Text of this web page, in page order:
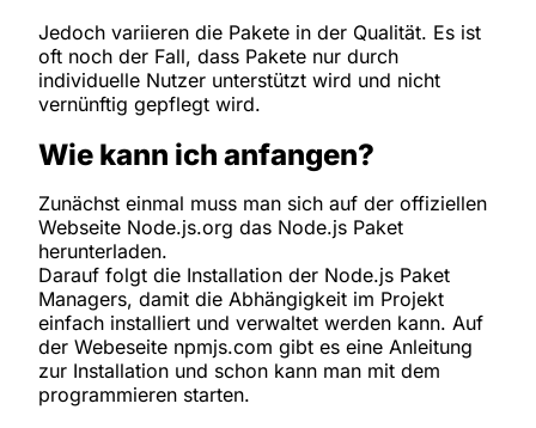
Jedoch variieren die Pakete in der Qualität. Es ist
oft noch der Fall, dass Pakete nur durch
individuelle Nutzer unterstützt wird und nicht
vernünftig gepflegt wird.
Wie kann ich anfangen?
Zunächst einmal muss man sich auf der offiziellen
Webseite Node.js.org das Node.js Paket
herunterladen.
Darauf folgt die Installation der Node.js Paket
Managers, damit die Abhängigkeit im Projekt
einfach installiert und verwaltet werden kann. Auf
der Webeseite npmjs.com gibt es eine Anleitung
zur Installation und schon kann man mit dem
programmieren starten.